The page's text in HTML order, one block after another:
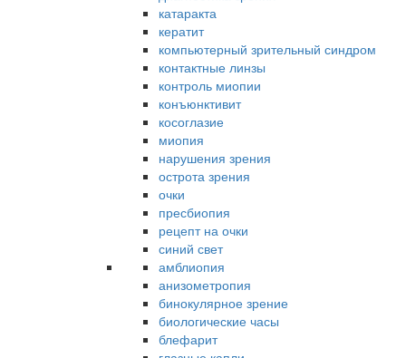
катаракта
кератит
компьютерный зрительный синдром
контактные линзы
контроль миопии
конъюнктивит
косоглазие
миопия
нарушения зрения
острота зрения
очки
пресбиопия
рецепт на очки
синий свет
амблиопия
анизометропия
бинокулярное зрение
биологические часы
блефарит